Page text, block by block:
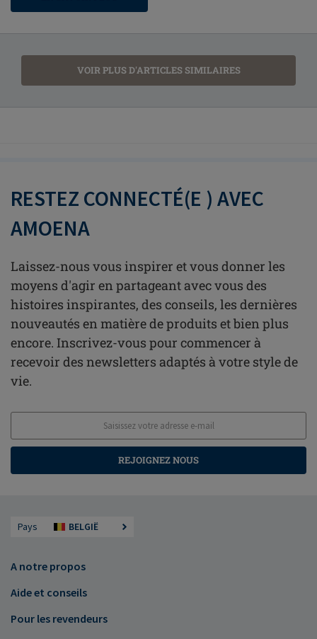
VOIR PLUS D'ARTICLES SIMILAIRES
RESTEZ CONNECTÉ(E ) AVEC
AMOENA
Laissez-nous vous inspirer et vous donner les
moyens d'agir en partageant avec vous des
histoires inspirantes, des conseils, les dernières
nouveautés en matière de produits et bien plus
encore. Inscrivez-vous pour commencer à
recevoir des newsletters adaptés à votre style de
vie.
REJOIGNEZ NOUS
Pays BELGIË
A notre propos
Aide et conseils
Pour les revendeurs